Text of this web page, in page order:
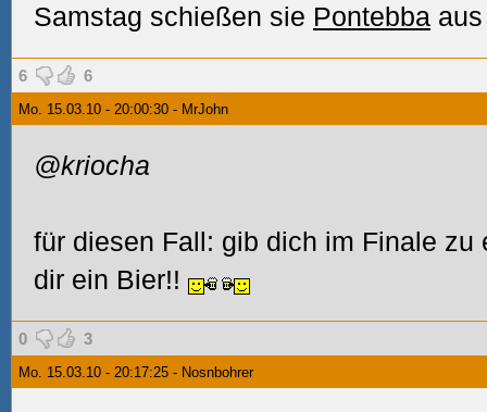
Samstag schießen sie Pontebba
6 6
Mo. 15.03.10 - 20:00:30 - MrJohn
@kriocha
für diesen Fall: gib dich im Finale zu
dir ein Bier!!
0 3
Mo. 15.03.10 - 20:17:25 - Nosnbohrer